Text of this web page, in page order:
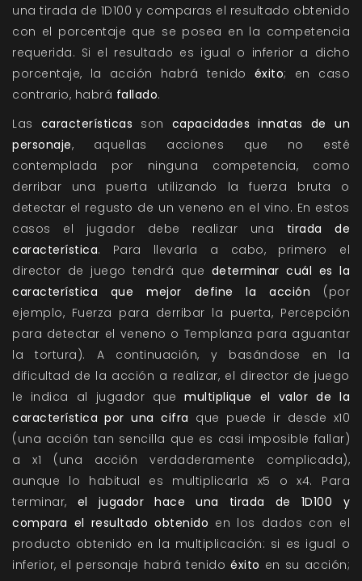
una tirada de 1D100 y comparas el resultado obtenido
con el porcentaje que se posea en la competencia
requerida. Si el resultado es igual o inferior a dicho
porcentaje, la acción habrá tenido éxito; en caso
contrario, habrá fallado.
Las características son capacidades innatas de un
personaje, aquellas acciones que no esté
contemplada por ninguna competencia, como
derribar una puerta utilizando la fuerza bruta o
detectar el regusto de un veneno en el vino. En estos
casos el jugador debe realizar una tirada de
característica. Para llevarla a cabo, primero el
director de juego tendrá que determinar cuál es la
característica que mejor define la acción (por
ejemplo, Fuerza para derribar la puerta, Percepción
para detectar el veneno o Templanza para aguantar
la tortura). A continuación, y basándose en la
dificultad de la acción a realizar, el director de juego
le indica al jugador quemultiplique el valor de la
característica por una cifra que puede ir desde x10
(una acción tan sencilla que es casi imposible fallar)
a x1 (una acción verdaderamente complicada),
aunque lo habitual es multiplicarla x5 o x4. Para
terminar, el jugador hace una tirada de 1D100 y
compara el resultado obtenido en los dados con el
producto obtenido en la multiplicación: si es igual o
inferior, el personaje habrá tenidoéxito en su acción;